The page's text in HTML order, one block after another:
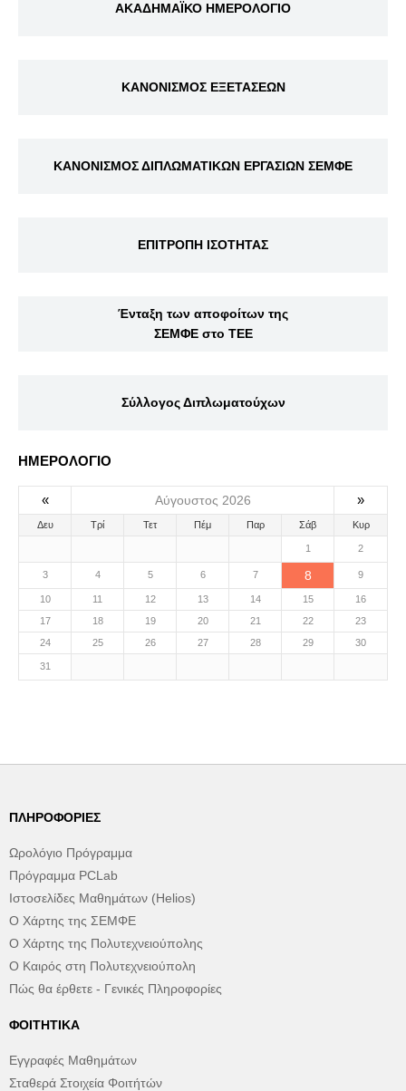
ΑΚΑΔΗΜΑΪΚΟ ΗΜΕΡΟΛΟΓΙΟ
ΚΑΝΟΝΙΣΜΟΣ ΕΞΕΤΑΣΕΩΝ
ΚΑΝΟΝΙΣΜΟΣ ΔΙΠΛΩΜΑΤΙΚΩΝ ΕΡΓΑΣΙΩΝ ΣΕΜΦΕ
ΕΠΙΤΡΟΠΗ ΙΣΟΤΗΤΑΣ
Ένταξη των αποφοίτων της
ΣΕΜΦΕ στο ΤΕΕ
Σύλλογος Διπλωματούχων
ΗΜΕΡΟΛΟΓΙΟ
« Αύγουστος 2026 »
Δευ Τρί Τετ Πέμ Παρ Σάβ Κυρ
1 2
3 4 5 6 7 8 9
10 11 12 13 14 15
16
17
18 19 20 21 22
23
24
25 26 27 28 29 30
31
ΠΛΗΡΟΦΟΡΊΕΣ
Ωρολόγιο Πρόγραμμα
Πρόγραμμα PCLab
Ιστοσελίδες Μαθημάτων (Helios)
Ο Χάρτης της ΣΕΜΦΕ
Ο Χάρτης της Πολυτεχνειούπολης
Ο Καιρός στη Πολυτεχνειούπολη
Πώς θα έρθετε - Γενικές Πληροφορίες
ΦΟΙΤΗΤΙΚΆ
Εγγραφές Μαθημάτων
Σταθερά Στοιχεία Φοιτήτών